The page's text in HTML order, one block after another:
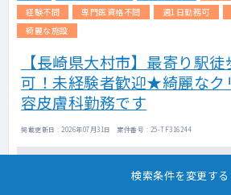
経験不問
専門医資格不問 週1日勤務可
綺麗な施設
【長崎県大村市】最寄り駅
可！未経験者歓迎★綺麗なク
容皮膚科勤務です
掲載更新日 : 2026年07月31日 案件番号 : 25-TF316244
担当エージェントより
◇施術のご経験がない方も、院長の下で
検索条件を変更する